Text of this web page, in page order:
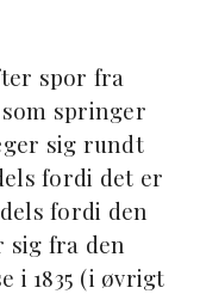
spor fra
springer
sig rundt
fordi det er
fordi den
sig fra den
i 1835 (i øvrigt